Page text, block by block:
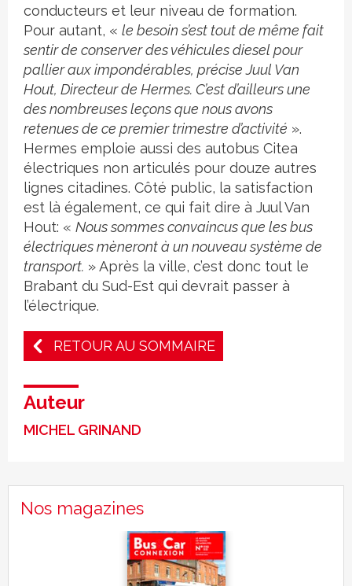
conducteurs et leur niveau de formation.
Pour autant, « le besoin s’est tout de même fait
sentir de conserver des véhicules diesel pour
pallier aux impondérables, précise Juul Van
Hout, Directeur de Hermes. C’est d’ailleurs une
des nombreuses leçons que nous avons
retenues de ce premier trimestre d’activité ».
Hermes emploie aussi des autobus Citea
électriques non articulés pour douze autres
lignes citadines. Côté public, la satisfaction
est là également, ce qui fait dire à Juul Van
Hout: « Nous sommes convaincus que les bus
électriques mèneront à un nouveau système de
transport. » Après la ville, c’est donc tout le
Brabant du Sud-Est qui devrait passer à
l’électrique.
RETOUR AU SOMMAIRE
Auteur
MICHEL GRINAND
Nos magazines